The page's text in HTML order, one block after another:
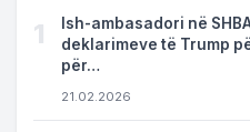
1
Ish-ambasadori në
deklarimeve të Trump
për…
21.02.2026